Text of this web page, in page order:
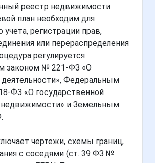
реестр недвижимости
план необходим для
учета, регистрации прав,
или перераспределения
регулируется
законом № 221-ФЗ «О
деятельности», Федеральным
ФЗ «О государственной
недвижимости» и Земельным
чертежи, схемы границ,
с соседями (ст. 39 ФЗ №